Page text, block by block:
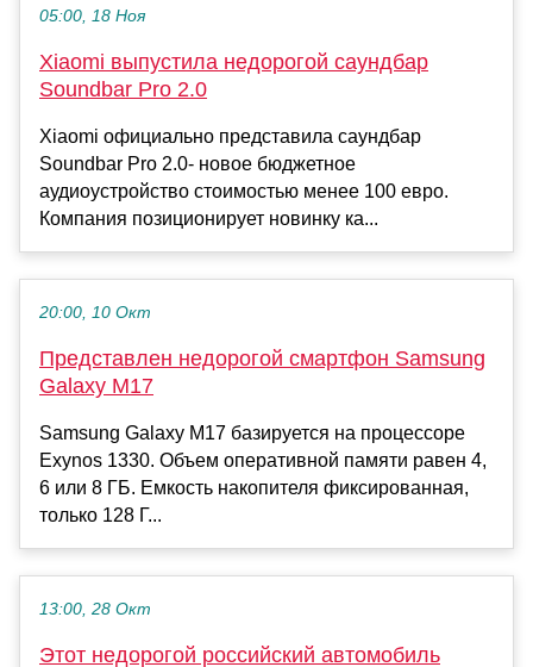
05:00, 18 Ноя
Xiaomi выпустила недорогой саундбар
Soundbar Pro 2.0
Xiaomi официально представила саундбар
Soundbar Pro 2.0- новое бюджетное
аудиоустройство стоимостью менее 100 евро.
Компания позиционирует новинку ка...
20:00, 10 Окт
Представлен недорогой смартфон Samsung
Galaxy M17
Samsung Galaxy M17 базируется на процессоре
Exynos 1330. Объем оперативной памяти равен 4,
6 или 8 ГБ. Емкость накопителя фиксированная,
только 128 Г...
13:00, 28 Окт
Этот недорогой российский автомобиль